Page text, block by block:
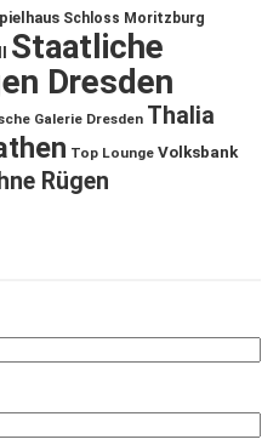
Schloss Moritzburg
Staatliche
Dresden
Galerie Dresden Thalia
Top Lounge Volksbank
Rügen